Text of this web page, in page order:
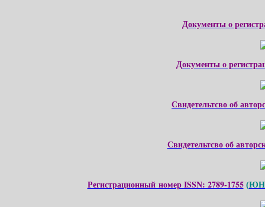
Документы о
Документы о
Свидетельтсво об
Свидетельтсво об
Регистрационный номер ISSN: 2789-1755 (